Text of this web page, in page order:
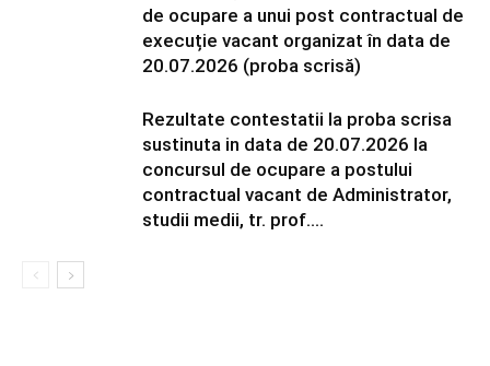
de ocupare a unui post contractual de
execuție vacant organizat în data de
20.07.2026 (proba scrisă)
Rezultate contestatii la proba scrisa
sustinuta in data de 20.07.2026 la
concursul de ocupare a postului
contractual vacant de Administrator,
studii medii, tr. prof....